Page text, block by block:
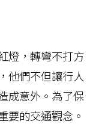
燈，轉彎不打方
他們不但讓行人
成意外。為了保
要的交通觀念。